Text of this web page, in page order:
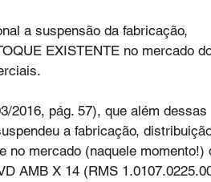
a suspensão da fabricação,
EXISTENTE no mercado
2016, pág. 57), que além dessas
a fabricação,
no mercado (naquele momento!)
AMB X 14 (RMS